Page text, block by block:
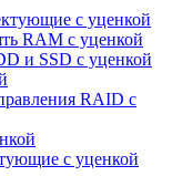
с уценкой
RAM с уценкой
и SSD с уценкой
RAID с
с уценкой